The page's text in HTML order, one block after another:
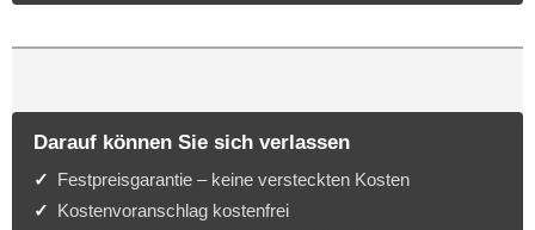
Darauf können Sie sich verlassen
Festpreisgarantie – keine versteckten Kosten
Kostenvoranschlag kostenfrei